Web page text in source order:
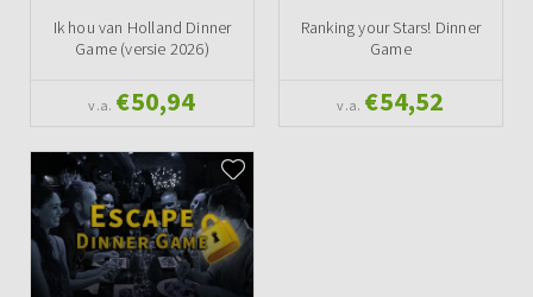
Ik hou van Holland Dinner
Game (versie 2026)
v.a. €50,94
Ranking your Stars! Dinner
Game
v.a. €54,52